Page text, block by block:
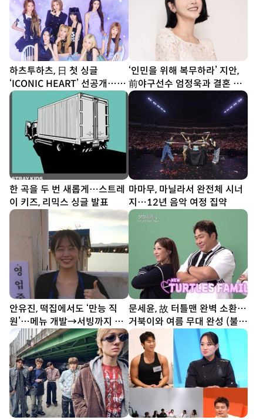
하츠투하츠, 日 첫 싱글
‘ICONIC HEART’ 선공개…짜
릿한 설렘 담았다
‘인민을 위해 복무하라’ 지안,
前야구선수 엄정욱과 결혼 발
표
한 곡을 두 번 새롭게…스트레
이 키즈, 리믹스 싱글 발표
마마무, 마닐라서 완전체 시너
지…12년 음악 여정 집약
안유진, 떡집에서도 ‘만능 직
원’…메뉴 개발→서빙까지 똑
부러지네 (우주떡집)
문세윤, 故 터틀맨 완벽 소환…
거북이와 여름 무대 완성 (불후
의 명곡)